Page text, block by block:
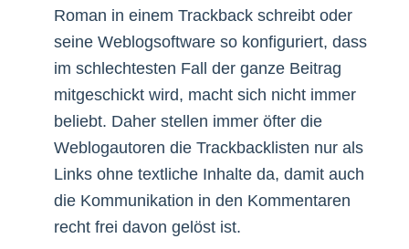
Roman in einem Trackback schreibt oder
seine Weblogsoftware so konfiguriert, dass
im schlechtesten Fall der ganze Beitrag
mitgeschickt wird, macht sich nicht immer
beliebt. Daher stellen immer öfter die
Weblogautoren die Trackbacklisten nur als
Links ohne textliche Inhalte da, damit auch
die Kommunikation in den Kommentaren
recht frei davon gelöst ist.